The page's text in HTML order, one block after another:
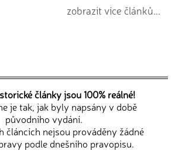
zobrazit více článků...
články jsou 100% reálné!
je tak, jak byly napsány v době
původního vydání.
článcích nejsou prováděny žádné
podle dnešního pravopisu.